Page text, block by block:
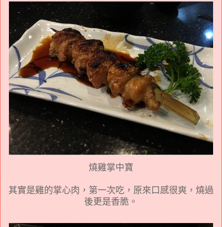
燒雞掌中寶
其實是雞的掌心肉，第一次吃，原來口感很爽，燒過
後更是香脆。